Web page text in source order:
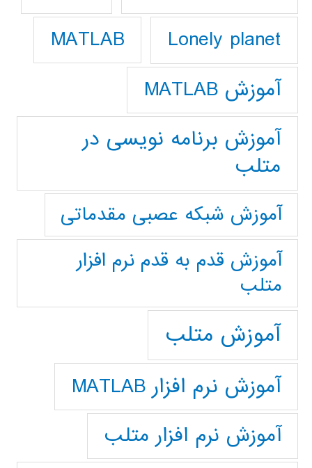
Lonely planet
MATLAB
آموزش MATLAB
آموزش برنامه نویسی در
متلب
آموزش شبکه عصبی مقدماتی
آموزش قدم به قدم نرم افزار
متلب
آموزش متلب
آموزش نرم افزار MATLAB
آموزش نرم افزار متلب